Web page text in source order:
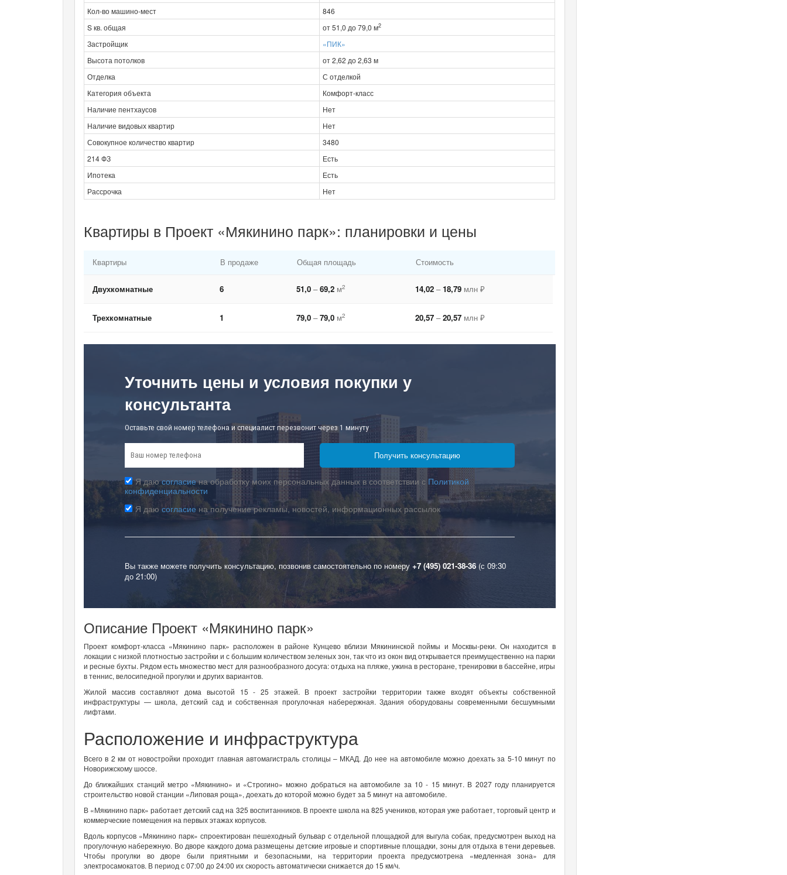
Кол-во машино-мест
846
S кв. общая
от 51,0 до 79,0 м2
Застройщик
«ПИК»
Высота потолков
от 2,62 до 2,63 м
Отделка
С отделкой
Категория объекта
Комфорт-класс
Наличие пентхаусов
Нет
Наличие видовых квартир
Нет
Совокупное количество квартир
3480
214 ФЗ
Есть
Ипотека
Есть
Рассрочка
Нет
Квартиры в Проект «Мякинино парк»: планировки и цены
Квартиры В продаже Общая площадь Стоимость
Двухкомнатные 6 51,0 –69,2 м2 14,02 –18,79 млн ₽
Трехкомнатные 1 79,0 –79,0 м2 20,57 –20,57 млн ₽
Уточнить цены и условия покупки у
консультанта
Оставьте свой номер телефона и специалист перезвонит через 1 минуту
Я даюсогласиена обработку моих персональных данных в соответствии с Политикой
конфиденциальности
Я даю согласиена получение рекламы, новостей, информационных рассылок
Вы также можете получить консультацию, позвонив самостоятельно по номеру +7 (495) 021-38-36 (с 09:30
до 21:00)
Описание Проект «Мякинино парк»
Проект комфорт-класса «Мякинино парк» расположен в районе Кунцево вблизи Мякининской поймы и Москвы-реки. Он находится в
локации с низкой плотностью застройки и с большим количеством зеленых зон, так что из окон вид открывается преимущественно на парки
и ресные бухты. Рядом есть множество мест для разнообразного досуга: отдыха на пляже, ужина в ресторане, тренировки в бассейне, игры
в теннис, велосипедной прогулки и других вариантов.
Жилой массив составляют дома высотой 15 - 25 этажей. В проект застройки территории также входят объекты собственной
инфраструктуры — школа, детский сад и собственная прогулочная наберержная. Здания оборудованы современными бесшумными
лифтами.
Расположение и инфраструктура
Всего в 2 км от новостройки проходит главная автомагистраль столицы – МКАД. До нее на автомобиле можно доехать за 5-10 минут по
Новорижскому шоссе.
До ближайших станций метро «Мякинино» и «Строгино» можно добраться на автомобиле за 10 - 15 минут. В 2027 году планируется
строительство новой станции «Липовая роща», доехать до которой можно будет за 5 минут на автомобиле.
В «Мякинино парк» работает детский сад на 325 воспитанников. В проекте школа на 825 учеников, которая уже работает, торговый центр и
коммерческие помещения на первых этажах корпусов.
Вдоль корпусов «Мякинино парк» спроектирован пешеходный бульвар с отдельной площадкой для выгула собак, предусмотрен выход на
прогулочную набережную. Во дворе каждого дома размещены детские игровые и спортивные площадки, зоны для отдыха в тени деревьев.
Чтобы прогулки во дворе были приятными и безопасными, на территории проекта предусмотрена «медленная зона» для
электросамокатов. В период с 07:00 до 24:00 их скорость автоматически снижается до 15 км/ч.